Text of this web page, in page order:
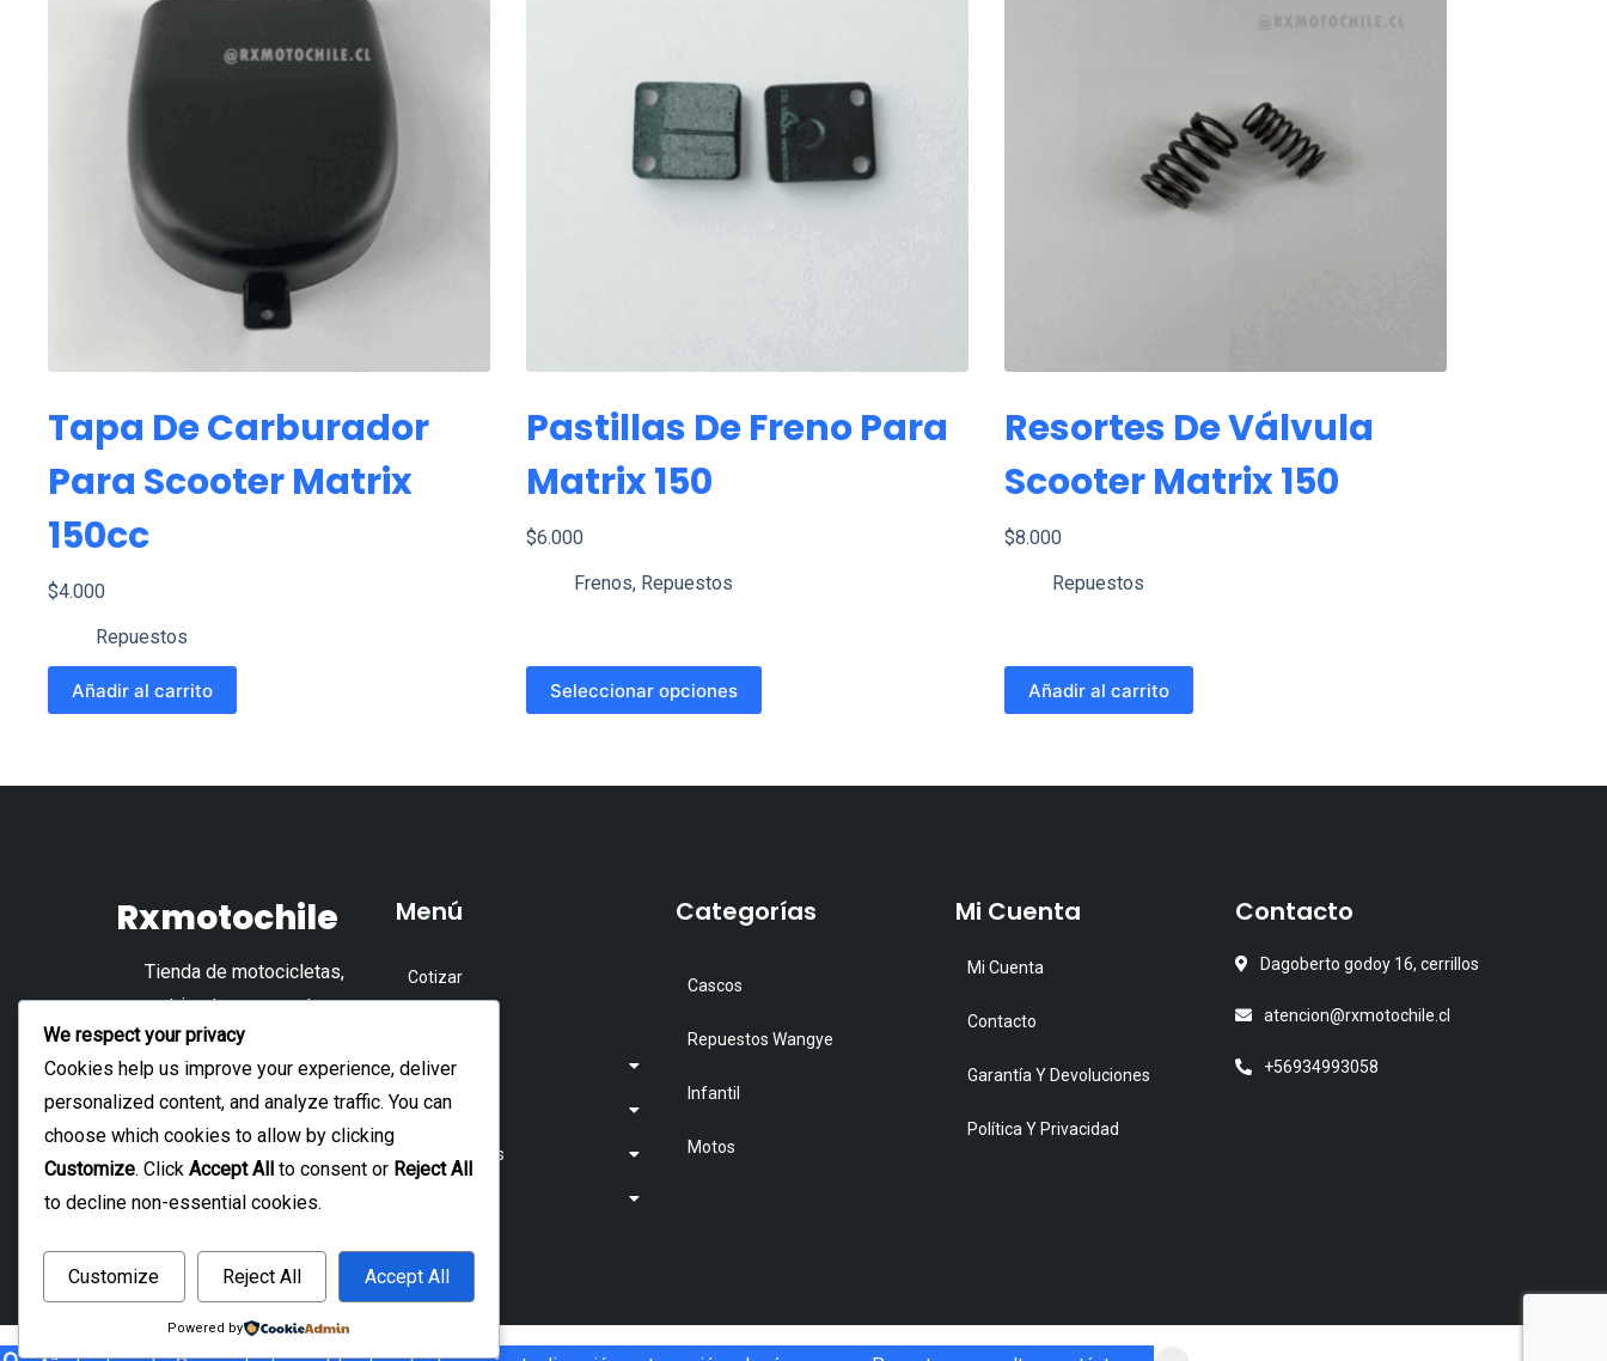
Tapa De Carburador
Para Scooter Matrix
150cc
$4.000
Repuestos
Añadir al carrito
Pastillas De Freno Para
Matrix 150
$6.000
Frenos, Repuestos
Seleccionar opciones
Este
producto
múltiples
Resortes De Válvula
Scooter Matrix 150
$8.000
Repuestos
Añadir al carrito
Rxmotochile
Tienda de motocicletas,
cuatrimotos, repuestos y
accesorios.
Menú
Cotizar
Accesorios
Repuesto
Motocicletas
Categorías
Cascos
Repuestos Wangye
Infantil
Motos
Mi Cuenta
Mi Cuenta
Contacto
Garantía Y Devoluciones
Política Y Privacidad
Contacto
Dagoberto godoy 16, cerrillos
atencion@rxmotochile.cl
+56934993058
Copyright © 2026. RXMOTO. Todos los derechos reservados
We respect your privacy
Cookies help us improve your experience, deliver
personalized content, and analyze traffic. You can
choose which cookies to allow by clicking
Customize. Click Accept All to consent or Reject All
to decline non-essential cookies.
Customize Reject All Accept All
Powered by